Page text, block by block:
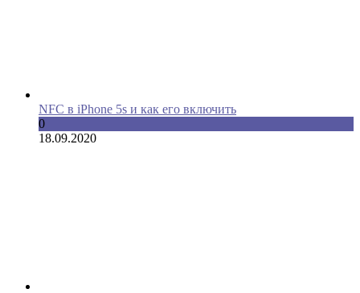
NFC в iPhone 5s и как его включить
0
18.09.2020